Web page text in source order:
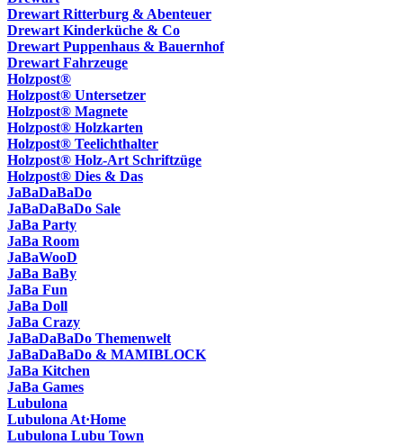
Drewart Ritterburg & Abenteuer
Drewart Kinderküche & Co
Drewart Puppenhaus & Bauernhof
Drewart Fahrzeuge
Holzpost®
Holzpost® Untersetzer
Holzpost® Magnete
Holzpost® Holzkarten
Holzpost® Teelichthalter
Holzpost® Holz-Art Schriftzüge
Holzpost® Dies & Das
JaBaDaBaDo
JaBaDaBaDo Sale
JaBa Party
JaBa Room
JaBaWooD
JaBa BaBy
JaBa Fun
JaBa Doll
JaBa Crazy
JaBaDaBaDo Themenwelt
JaBaDaBaDo & MAMIBLOCK
JaBa Kitchen
JaBa Games
Lubulona
Lubulona At·Home
Lubulona Lubu Town